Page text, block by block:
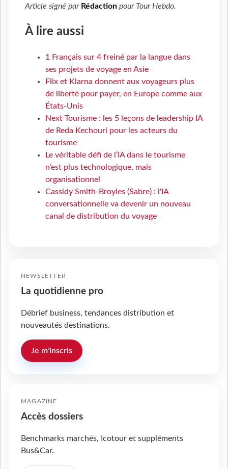
Article signé par Rédaction pour Tour Hebdo.
À lire aussi
1 Français sur 4 freiné par la langue dans
ses projets de voyage en Asie
Flix et Klarna donnent aux voyageurs plus
de liberté pour payer, en Europe comme aux
États-Unis
Next Tourisme : les 5 leçons de leadership IA
de Reda Kechouri pour les acteurs du
tourisme
Le véritable défi de l’IA dans le tourisme
n’est plus technologique, mais
organisationnel
Cassidy Smith-Broyles (Sabre) : l'IA
conversationnelle va devenir un nouveau
canal de distribution du voyage
NEWSLETTER
La quotidienne pro
Débrief business, tendances distribution et
nouveautés destinations.
Je m'inscris
MAGAZINE
Accès dossiers
Benchmarks marchés, Icotour et suppléments
Bus&Car.